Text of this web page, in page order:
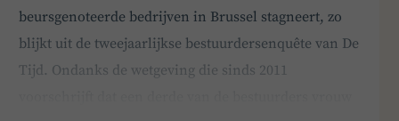
beursgenoteerde bedrijven in Brussel stagneert, zo
blijkt uit de tweejaarlijkse bestuurdersenquête van De
Tijd. Ondanks de wetgeving die sinds 2011